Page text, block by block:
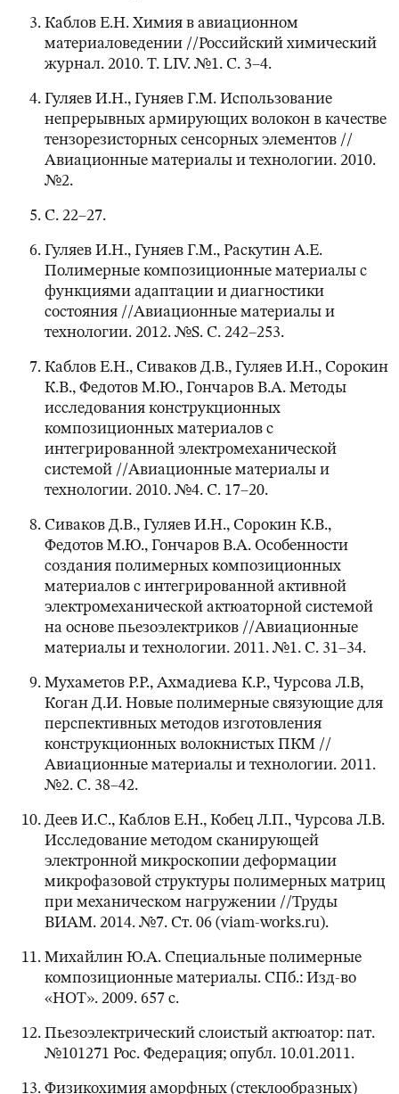
Каблов Е.Н. Химия в авиационном
материаловедении //Российский химический
журнал. 2010. Т. LIV. №1. С. 3–4.
Гуляев И.Н., Гуняев Г.М. Использование
непрерывных армирующих волокон в качестве
тензорезисторных сенсорных элементов //
Авиационные материалы и технологии. 2010.
№2.
С. 22–27.
Гуляев И.Н., Гуняев Г.М., Раскутин А.Е.
Полимерные композиционные материалы с
функциями адаптации и диагностики
состояния //Авиационные материалы и
технологии. 2012. №S. С. 242–253.
Каблов Е.Н., Сиваков Д.В., Гуляев И.Н., Сорокин
К.В., Федотов М.Ю., Гончаров В.А. Методы
исследования конструкционных
композиционных материалов с
интегрированной электромеханической
системой //Авиационные материалы и
технологии. 2010. №4. С. 17–20.
Сиваков Д.В., Гуляев И.Н., Сорокин К.В.,
Федотов М.Ю., Гончаров В.А. Особенности
создания полимерных композиционных
материалов с интегрированной активной
электромеханической актюаторной системой
на основе пьезоэлектриков //Авиационные
материалы и технологии. 2011. №1. С. 31–34.
Мухаметов Р.Р., Ахмадиева К.Р., Чурсова Л.В,
Коган Д.И. Новые полимерные связующие для
перспективных методов изготовления
конструкционных волокнистых ПКМ //
Авиационные материалы и технологии. 2011.
№2. С. 38–42.
Деев И.С., Каблов Е.Н., Кобец Л.П., Чурсова Л.В.
Исследование методом сканирующей
электронной микроскопии деформации
микрофазовой структуры полимерных матриц
при механическом нагружении //Труды
ВИАМ. 2014. №7. Ст. 06 (viam-works.ru).
Михайлин Ю.А. Специальные полимерные
композиционные материалы. СПб.: Изд-во
«НОТ». 2009. 657 с.
Пьезоэлектрический слоистый актюатор: пат.
№101271 Рос. Федерация; опубл. 10.01.2011.
Физикохимия аморфных (стеклообразных)